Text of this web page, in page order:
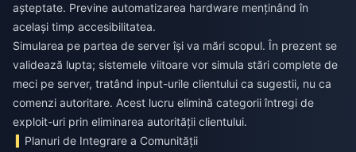
așteptate. Previne automatizarea hardware menținând în
același timp accesibilitatea.
Simularea pe partea de server își va mări scopul. În prezent se
validează lupta; sistemele viitoare vor simula stări complete de
meci pe server, tratând input-urile clientului ca sugestii, nu ca
comenzi autoritare. Acest lucru elimină categorii întregi de
exploit-uri prin eliminarea autorității clientului.
Planuri de Integrare a Comunității